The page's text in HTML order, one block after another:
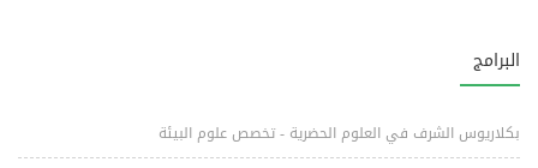
البرامج
بكلاريوس الشرف في العلوم الحضرية - تخصص علوم البيئة